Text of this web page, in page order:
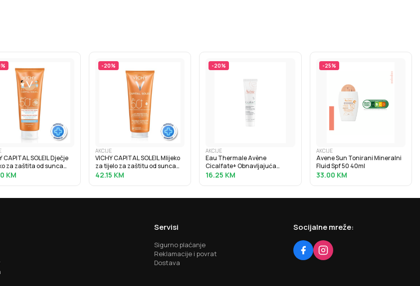
%
CAPITAL SOLEIL Dječje
za zaštita od sunca
300 ml
KM
-20%
AKCIJE
VICHY CAPITAL SOLEIL Mlijeko
za tijelo za zaštitu od sunca
SPF50+, obiteljsko pakiranje,
42.15 KM
-20%
AKCIJE
Eau Thermale Avène
Cicalfate+ Obnavljajuća
zaštitna krema 40ml
16.25 KM
-25%
AKCIJE
Avene Sun Tonirani Mineralni
Fluid Spf 50 40ml
33.00 KM
Servisi
Sigurno plaćanje
Reklamacije i povrat
Dostava
Socijalne mreže: